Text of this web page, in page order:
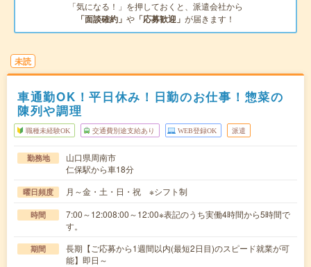
「気になる！」を押しておくと、派遣会社から
「面談確約」 や 「応募歓迎」 が届きます！
未読
車通勤OK！平日休み！日勤のお仕事！惣菜の
陳列や調理
職種未経験OK 交通費別途支給あり WEB登録OK 派遣
勤務地
山口県周南市
仁保駅から車18分
曜日頻度 月～金・土・日・祝 ※シフト制
時間
7:00～12:008:00～12:00※表記のうち実働4時間から5時間で
す。
期間
長期【ご応募から1週間以内(最短2日目)のスピード就業が可
能】即日～